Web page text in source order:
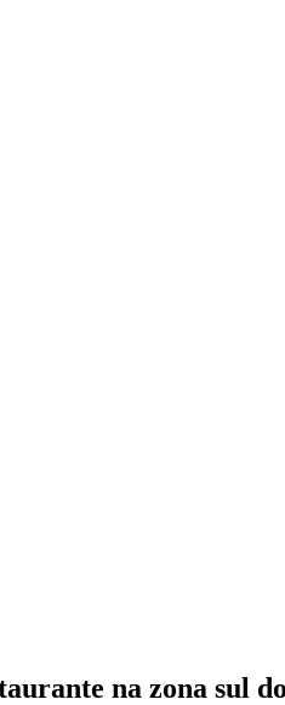
na zona sul